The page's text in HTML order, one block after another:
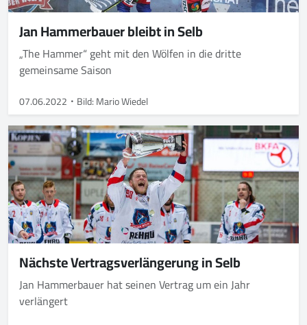
Jan Hammerbauer bleibt in Selb
„The Hammer“ geht mit den Wölfen in die dritte
gemeinsame Saison
07.06.2022 Bild: Mario Wiedel
Nächste Vertragsverlängerung in Selb
Jan Hammerbauer hat seinen Vertrag um ein Jahr
verlängert